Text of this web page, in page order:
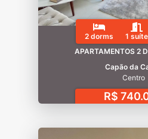
2 dorms 1 suíte
APARTAMENTOS 2
Capão da
Centro
R$